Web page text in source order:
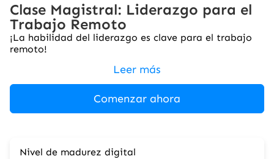
Clase Magistral: Liderazgo para el
Trabajo Remoto
¡La habilidad del liderazgo es clave para el trabajo
remoto!
Leer más
Comenzar ahora
Nivel de madurez digital